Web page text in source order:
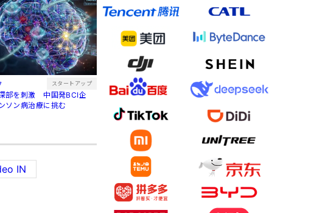
スタートアップ
部を刺激 中国発BCI企
ソン病治療に挑む
IN